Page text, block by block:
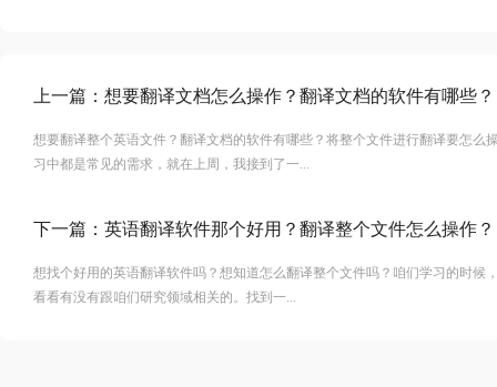
上一篇： 想要翻译文档怎么操作？翻译文档的软件有哪些？
想要翻译整个英语文件？翻译文档的软件有哪些？将整个文件进行翻译要怎么
习中都是常见的需求，就在上周，我接到了一...
下一篇： 英语翻译软件那个好用？翻译整个文件怎么操作？
想找个好用的英语翻译软件吗？想知道怎么翻译整个文件吗？咱们学习的时候
看看有没有跟咱们研究领域相关的。找到一...